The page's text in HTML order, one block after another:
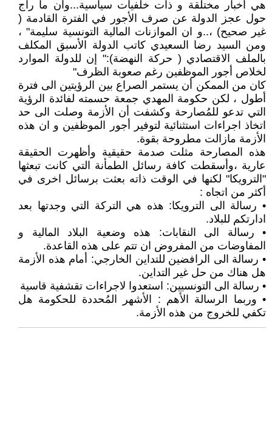
هي أخبار مختلقة و ذات خلفيات سياسية...وأن ما راج
حول عجز الدولة عن صرف الأجور في الفترة القادمة (
غير صحيح) ،..و ان الموازنات المالية التونسية سليمة" ،
ومن السيد رضا السعيدي كاتب الدولة الأسبق المكلف
بالملف الاقتصادي ( حركة النهضة):" إن للدولة الموارد
لخلاص أجور الموظفين رغم صعوبة الظرف"
كان من الممكن أن يستمر الصراع بين الرؤيتين الى فترة
أطول ، لكن حكومة المهدي جمعة حسمته لفائدة الرؤية
التي تدعو للمُصارحة وكشفت أن الأزمة وصلت الى حد
اتخاذ اجراءات استثنائية لتوفير أجور الموظفين و ان هذه
الأزمة مازالت مطروحة بقوة.
هذه المصارحة مثلت صدمة حقيقية وأظهرت الحقيقة
عارية ،وأسقطت كافة رسائل الطمأنة التي كانت تبعثها
"الترويكا" لكنها في الوقت ذاته بعثت برسائل اخرى في
أكثر من اتجاه :
• رسالة الى الترويكا: هذه هي التركة التي وجدتها بعد
ادارتكم للبلاد.
• رسالة الى النقابات: هذه وضعية البلاد المالية و
المفاوضات من المفروض ان تتم على هذه القاعدة.
• رسالة الى الرافضين للتداين الخارجي: أمام هذه الأزمة
هل هناك من حل غير التداين.
• رسالة الى التونسيين: استعدوا لاجراءات تقشفية قاسية
• وربما الرسالة الأهم : الأشهر المُحددة للحكومة هل
تكفي للخروج من هذه الأزمة.